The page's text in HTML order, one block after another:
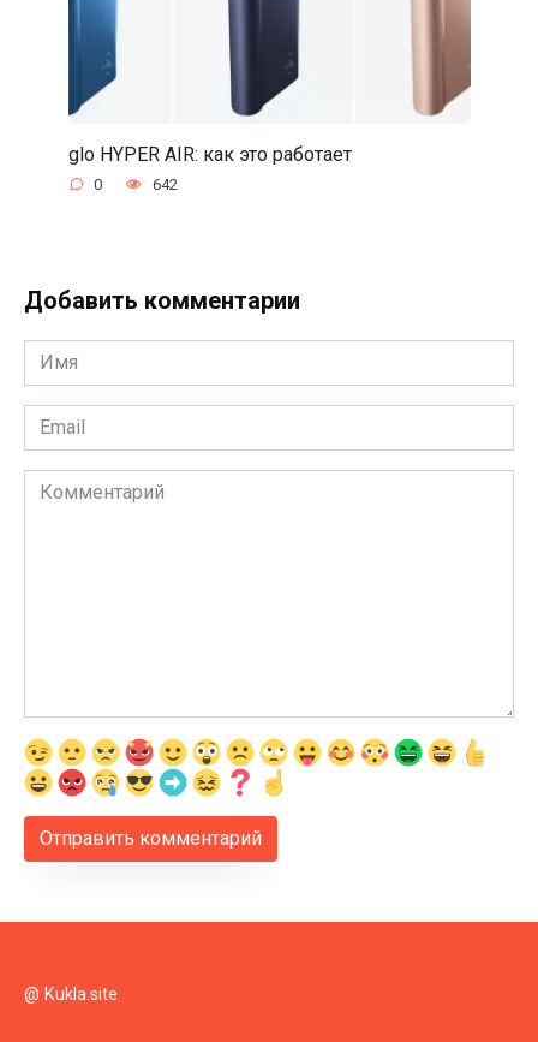
glo HYPER AIR: как это работает
0 642
Добавить комментарии
Имя
*
Email
*
Комментарий
@ Kukla.site